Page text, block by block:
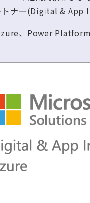
ナー(Digital & App
、Power